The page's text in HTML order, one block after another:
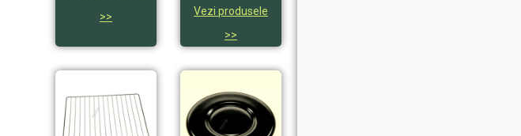
>>
Vezi produsele
>>